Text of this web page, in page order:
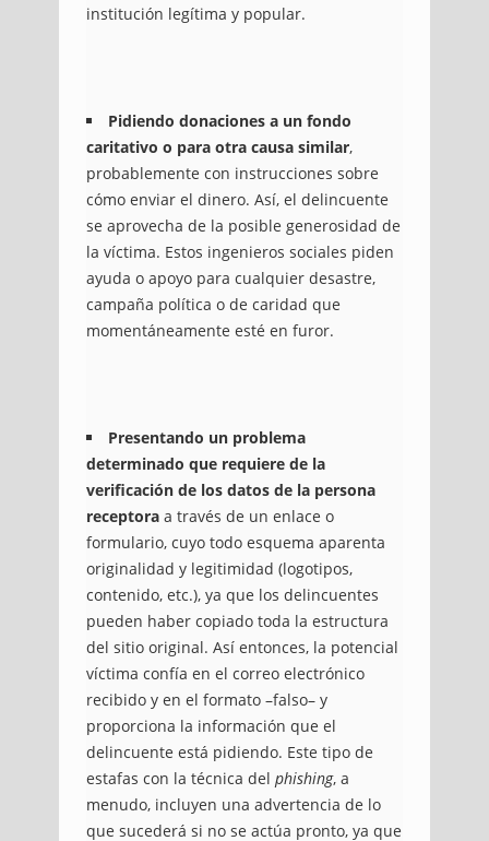
institución legítima y popular.
Pidiendo donaciones a un fondo
caritativo o para otra causa similar,
probablemente con instrucciones sobre
cómo enviar el dinero. Así, el delincuente
se aprovecha de la posible generosidad de
la víctima. Estos ingenieros sociales piden
ayuda o apoyo para cualquier desastre,
campaña política o de caridad que
momentáneamente esté en furor.
Presentando un problema
determinado que requiere de la
verificación de los datos de la persona
receptora a través de un enlace o
formulario, cuyo todo esquema aparenta
originalidad y legitimidad (logotipos,
contenido, etc.), ya que los delincuentes
pueden haber copiado toda la estructura
del sitio original. Así entonces, la potencial
víctima confía en el correo electrónico
recibido y en el formato –falso– y
proporciona la información que el
delincuente está pidiendo. Este tipo de
estafas con la técnica del phishing, a
menudo, incluyen una advertencia de lo
que sucederá si no se actúa pronto, ya que